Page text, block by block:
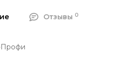
Отзывы 0
Профи